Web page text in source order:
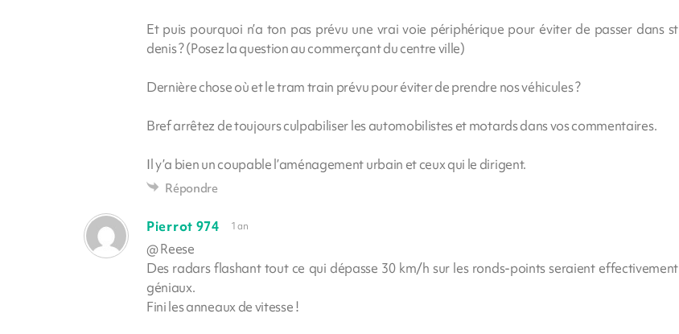
Et puis pourquoi n’a ton pas prévu une vrai voie périphérique pour éviter de passer dans st
denis ? (Posez la question au commerçant du centre ville)
Dernière chose où et le tram train prévu pour éviter de prendre nos véhicules ?
Bref arrêtez de toujours culpabiliser les automobilistes et motards dans vos commentaires.
Il y’a bien un coupable l’aménagement urbain et ceux qui le dirigent.
Répondre
Pierrot 974 1 an
@ Reese
Des radars flashant tout ce qui dépasse 30 km/h sur les ronds-points seraient effectivement
géniaux.
Fini les anneaux de vitesse !